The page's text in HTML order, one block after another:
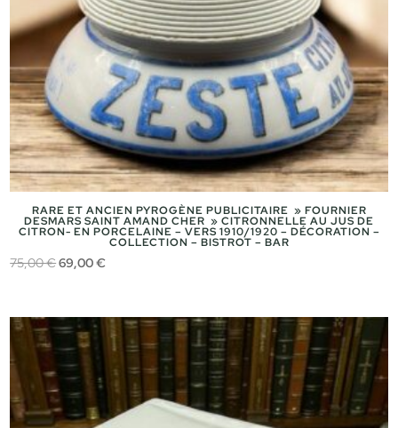
RARE ET ANCIEN PYROGÈNE PUBLICITAIRE » FOURNIER
DESMARS SAINT AMAND CHER » CITRONNELLE AU JUS DE
CITRON- EN PORCELAINE – VERS 1910/1920 – DÉCORATION –
COLLECTION – BISTROT – BAR
75,00€Le
était :
75,00 €.
69,00€Le
est :
69,00 €.